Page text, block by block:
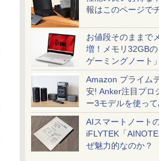
報はこのページで
お値段そのままで
増！メモリ32GB
ゲーミングノート」
Amazon プライム
安! Anker注目プロ
ー3モデルを使って
AIスマートノート
iFLYTEK「
ぜ魅力的なのか？